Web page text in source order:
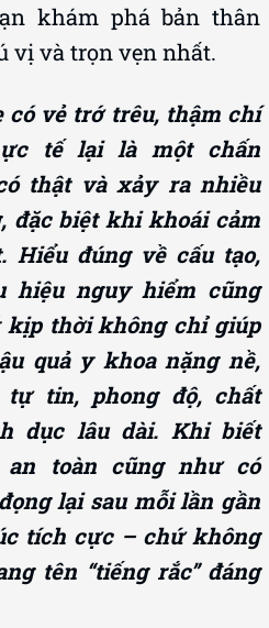
khám phá bản thân
vị và trọn vẹn nhất.
có vẻ trớ trêu, thậm chí
tế lại là một chấn
thật và xảy ra nhiều
đặc biệt khi khoái cảm
Hiểu đúng về cấu tạo,
hiệu nguy hiểm cũng
thời không chỉ giúp
quả y khoa nặng nề,
tin, phong độ, chất
dục lâu dài. Khi biết
an toàn cũng như có
lại sau mỗi lần gần
tích cực – chứ không
tên “tiếng rắc” đáng